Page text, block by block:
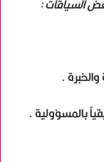
السياقات :
.
بالمسؤولية .